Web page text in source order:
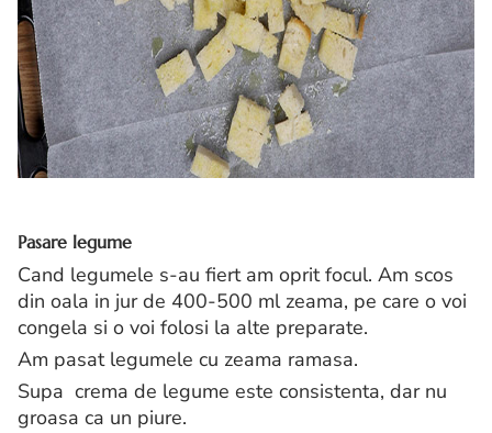
Pasare legume
Cand legumele s-au fiert am oprit focul. Am scos
din oala in jur de 400-500 ml zeama, pe care o voi
congela si o voi folosi la alte preparate.
Am pasat legumele cu zeama ramasa.
Supa crema de legume este consistenta, dar nu
groasa ca un piure.